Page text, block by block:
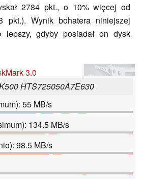
2784 pkt., o 10% więcej od
pkt.). Wynik bohatera niniejszej
lepszy, gdyby posiadał on dysk
3.0
HTS725050A7E630
55 MB/s
134.5 MB/s
98.5 MB/s